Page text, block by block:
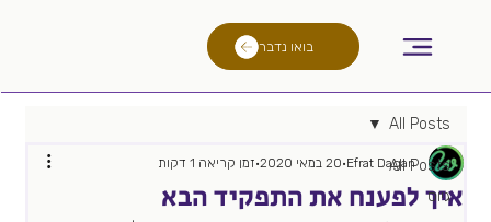
בואו נדבר
All Posts
גיוס
All Posts
איך לפענח את התפקיד הבא
Efrat Dagan 20 במאי 2020 זמן קריאה 1 דקות